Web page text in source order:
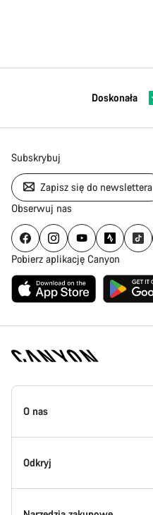
Doskonała
Subskrybuj
Zapisz się do newslettera
Obserwuj nas
Pobierz aplikację Canyon
Stopka
strony
O nas
Poznaj Canyon
Odkryj